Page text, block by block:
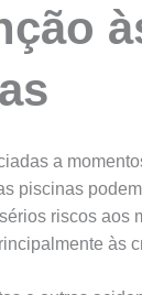
a
piscinas
riscos aos
às